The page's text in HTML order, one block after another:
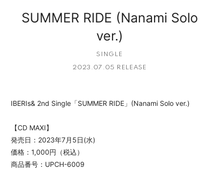
SUMMER RIDE (Nanami Solo
ver.)
SINGLE
2023.07.05 RELEASE
IBERIs& 2nd Single「SUMMER RIDE」(Nanami Solo ver.)
【CD MAXI】
発売日：2023年7月5日(水)
価格：1,000円（税込）
商品番号：UPCH-6009